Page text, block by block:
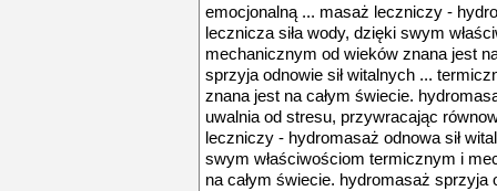
emocjonalną ... masaż leczniczy -
lecznicza siła wody, dzięki swym
mechanicznym od wieków znana jest
sprzyja odnowie sił witalnych ...
znana jest na całym świecie.
uwalnia od stresu, przywracając
leczniczy - hydromasaż odnowa sił
swym właściwościom termicznym i
na całym świecie. hydromasaż sprzyja